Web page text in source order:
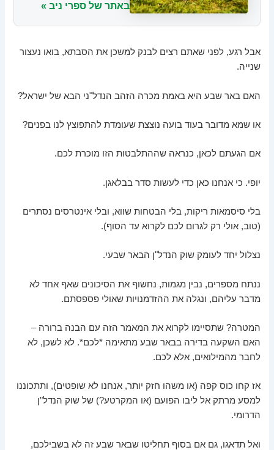
באתר של ספרי ניב »
אבל רגע, לפני שאתם רצים לבנק למשכן את הסבתא, בואו נעצור
שנייה.
האם באר שבע היא באמת מכרה הזהב הנדל"ני הבא של ישראל?
או שמא מדובר בעוד בועה נוצצת שעומדת להתפוצץ לנו בפנים?
אם הגעתם לכאן, כנראה שההתלבטות הזו מוכרת לכם.
יופי. כי אנחנו כאן כדי לעשות סדר בבלאגן.
בלי סיסמאות ריקות, בלי הבטחות שווא, ובלי אינטרסים נסתרים
(טוב, אולי רק לגרום לכם לקרוא עד הסוף).
נצלול יחד לעומק שוק הנדל"ן הבאר שבעי.
ננתח מספרים, נבין מגמות, נחשוף את הסיכונים שאף אחד לא
מדבר עליהם, ונגלה את ההזדמנויות שאולי פספסתם.
המטרה? שתסיימו לקרוא את המאמר הזה עם הבנה ברורה –
האם השקעה בדירה בבאר שבע מתאימה *לכם*. לא לשכן, לא
לחבר מהמילואים, אלא לכם.
אז קחו כוס קפה (או משהו חזק יותר, אנחנו לא שופטים), ותתכוננו
למסע מרתק אל ליבו הפועם (או המקרטע?) של שוק הנדל"ן
הדרומי.
ואל תדאגו, גם אם בסוף תחליטו שבאר שבע זה לא בשבילכם,